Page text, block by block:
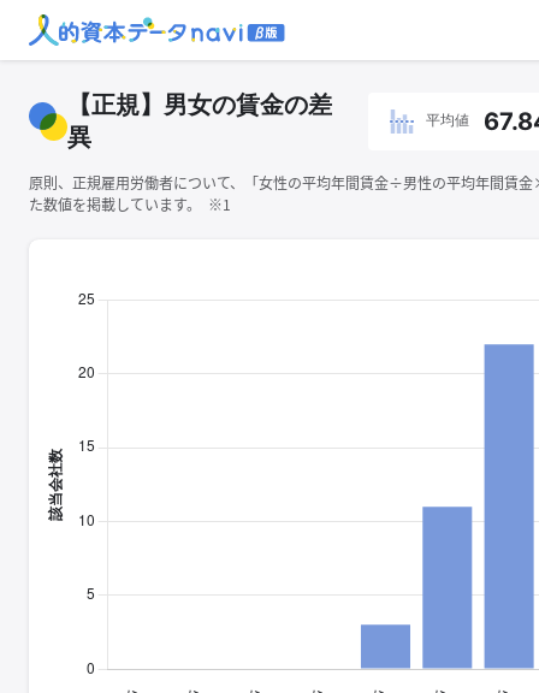
【正規】男女の賃金の差
異
平均値
原則、正規雇用労働者について、「女性の平均年間賃金÷男性の平均年間賃
た数値を掲載しています。 ※1